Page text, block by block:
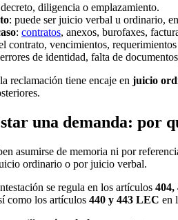
diligencia o emplazamiento.
: puede ser juicio verbal u ordinario,
: contratos, anexos, burofaxes,
contrato, vencimientos,
de identidad, falta de
reclamación tiene encaje en juicio
una demanda: por
asumirse de memoria ni por
ordinario o por juicio verbal.
se regula en los artículos 404,
como los artículos 440 y 443 LEC en